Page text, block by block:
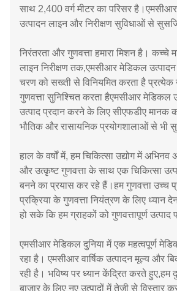
साथ 2,400 वर्ग मीटर का परिसर
उत्पादन लाइन और निरीक्षण सुविधाओं से
निरंतरता और गुणवत्ता हमारा मिशन है। कच्चे
लाइन निरीक्षण तक,एमसीआर मेडिकल
चरण को सख्ती से विनियमित करता है प्रत्येक
गुणवत्ता सुनिश्चित करता हैएमसीआर मेडिकल
उत्पाद प्रदान करने के लिए सीएफडीए मानक
भौतिक और रासायनिक प्रयोगशालाओं से भी
हाल के वर्षों में, हम चिकित्सा उद्योग में
और उत्कृष्ट गुणवत्ता के साथ एक चिकित्सा
बनने का प्रयास कर रहे हैं।हम गुणवत्ता उच्च
प्रक्रिया के गुणवत्ता नियंत्रण के लिए ध्यान
हो सके कि हम ग्राहकों को गुणवत्तापूर्ण
एमसीआर मेडिकल दुनिया में एक महत्वपूर्ण
रहा है। एमसीआर वार्षिक उत्पादन मूल्य और
रही है। भविष्य पर ध्यान केंद्रित करते हुए,हम
बाजार के लिए नए उत्पादों में तेजी से विस्तार